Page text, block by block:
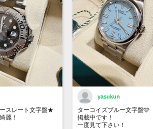
スレート文字盤★
麗！
yasukun
ターコイズブルー文字盤🩵
掲載中です！
一度見て下さい！